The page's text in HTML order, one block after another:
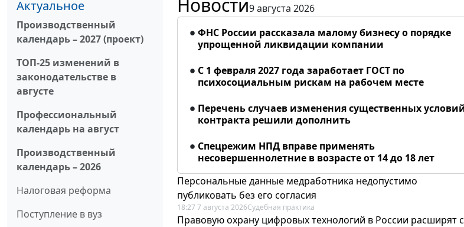
Актуальное
Производственный
календарь – 2027 (проект)
ТОП-25 изменений в
законодательстве в
августе
Профессиональный
календарь на август
Производственный
календарь – 2026
Налоговая реформа
Поступление в вуз
Новости9 августа 2026
ФНС России рассказала малому бизнесу о порядке
упрощенной ликвидации компании
С 1 февраля 2027 года заработает ГОСТ по
психосоциальным рискам на рабочем месте
Перечень случаев изменения существенных
контракта решили дополнить
Спецрежим НПД вправе применять
несовершеннолетние в возрасте от 14 до 18 лет
Персональные данные медработника недопустимо
публиковать без его согласия
18:27 7 августа 2026Судебная практика
Правовую охрану цифровых технологий в России расширят с